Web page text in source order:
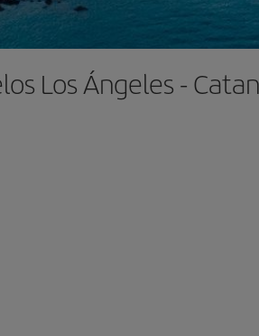
Los Ángeles -